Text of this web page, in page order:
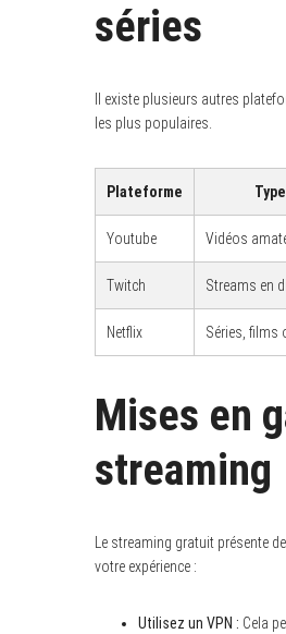
séries
Il existe plusieurs autres
les plus populaires.
Plateforme
Youtube Vidéos
Twitch Streams en
Netflix Séries, films
Mises en
streaming
Le streaming gratuit présente
votre expérience :
Utilisez un VPN : Cela
h